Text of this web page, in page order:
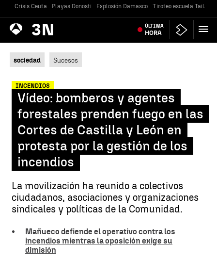
Crisis Ceuta Playas Donosti Explosión Damasco Tiroteo escuela
Antena
3 Noticias ÚLTIMA
HORA
sociedad Sucesos
INCENDIOS
Vídeo: bomberos y agentes
forestales prenden fuego en las
Cortes de Castilla y León en
protesta por la gestión de los
incendios
La movilización ha reunido a colectivos
ciudadanos, asociaciones y organizaciones
sindicales y políticas de la Comunidad.
Mañueco defiende el operativo contra los
incendios mientras la oposición exige su
dimisión